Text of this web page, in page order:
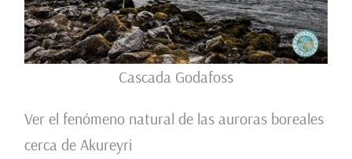
Cascada Godafoss
Ver el fenómeno natural de las auroras boreales
cerca de Akureyri